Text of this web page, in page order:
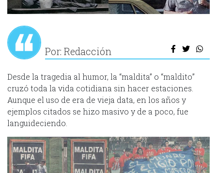
Por: Redacción
Desde la tragedia al humor, la “maldita” o “maldito”
cruzó toda la vida cotidiana sin hacer estaciones.
Aunque el uso de era de vieja data, en los años y
ejemplos citados se hizo masivo y de a poco, fue
languideciendo.